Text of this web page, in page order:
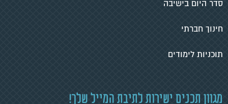
סדר היום בישיבה
חינוך חברתי
תוכניות לימודים
מגוון תכנים ישירות לתיבת המייל שלך!